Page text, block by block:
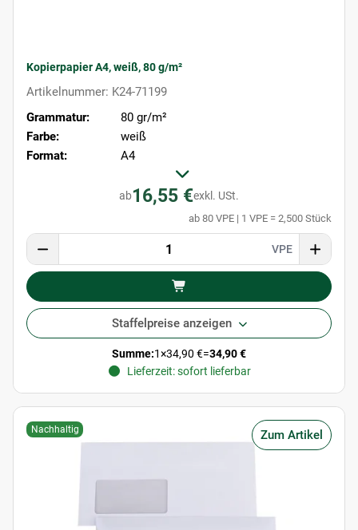
Kopierpapier A4, weiß, 80 g/m²
Artikelnummer: K24-71199
Grammatur:
80 gr/m²
Farbe:
weiß
Format:
A4
ab16,55 €exkl. USt.
ab 80 VPE | 1 VPE = 2,500 Stück
VPE
Staffelpreise anzeigen
Summe:1×34,90 €=34,90 €
Lieferzeit: sofort lieferbar
Zum Artikel
Nachhaltig